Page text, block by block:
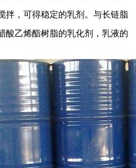
拌，可得稳定的乳剂。与长链脂
酸乙烯酯树脂的乳化剂，乳液的